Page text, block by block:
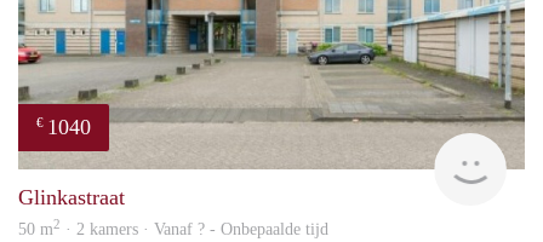
€ 1040
Glinkastraat
50 m2 · 2 kamers · Vanaf ? - Onbepaalde tijd